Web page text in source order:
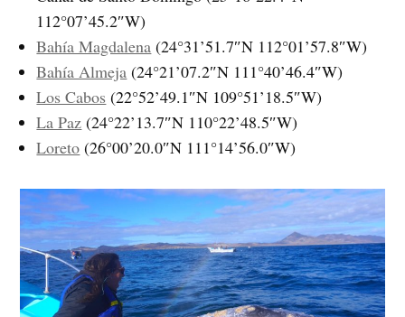
112°07’45.2″W)
Bahía Magdalena (24°31’51.7″N 112°01’57.8″W)
Bahía Almeja (24°21’07.2″N 111°40’46.4″W)
Los Cabos (22°52’49.1″N 109°51’18.5″W)
La Paz (24°22’13.7″N 110°22’48.5″W)
Loreto (26°00’20.0″N 111°14’56.0″W)